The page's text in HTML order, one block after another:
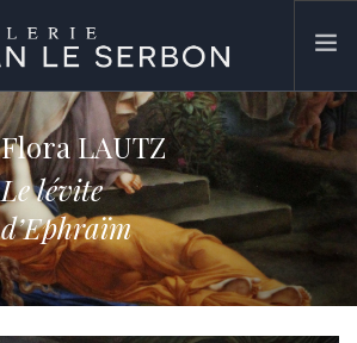
Flora LAUTZ
Le lévite
d’Ephraïm